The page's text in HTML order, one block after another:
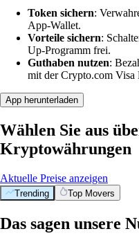
Token sichern:
App-Wallet.
Vorteile sichern:
Up-Programm frei.
Guthaben nutzen:
mit der Crypto.com Visa
App herunterladen
Wählen Sie aus
Kryptowährungen
Aktuelle Preise anzeigen
Trending Top Movers
Das sagen unsere